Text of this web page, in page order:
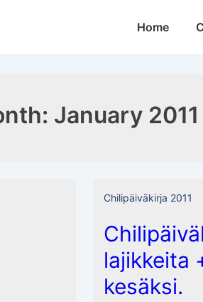
MainHome
January 2011
Chilipäiväkirja 2011
lajikkeita
kesäksi.